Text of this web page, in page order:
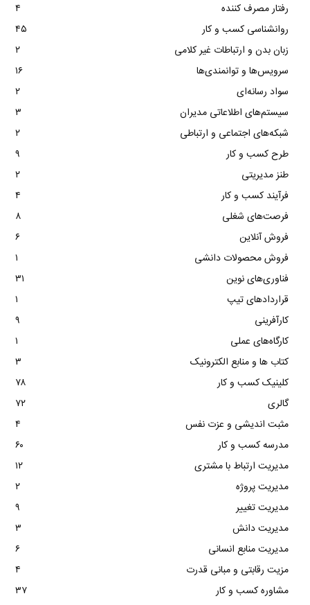
رفتار مصرف کننده
۴
روانشناسی کسب و کار
۴۵
زبان بدن و ارتباطات غیر کلامی
۲
سرویس‌ها و توانمندی‌ها
۱۶
سواد رسانه‌ای
۲
سیستم‌های اطلاعاتی مدیران
۳
شبکه‌های اجتماعی و ارتباطی
۲
طرح کسب و کار
۹
طنز مدیریتی
۲
فرآیند کسب و کار
۴
فرصت‌های شغلی
۸
فروش آنلاین
۶
فروش محصولات دانشی
۱
فناوری‌های نوین
۳۱
قراردادهای تیپ
۱
کارآفرینی
۹
کارگاه‌های عملی
۱
کتاب ها و منابع الکترونیک
۳
کلینیک کسب و کار
۷۸
گالری
۷۲
مثبت اندیشی و عزت نفس
۴
مدرسه کسب و کار
۶۰
مدیریت ارتباط با مشتری
۱۲
مدیریت پروژه
۲
مدیریت تغییر
۹
مدیریت دانش
۳
مدیریت منابع انسانی
۶
مزیت رقابتی و مبانی قدرت
۴
مشاوره کسب و کار
۳۷